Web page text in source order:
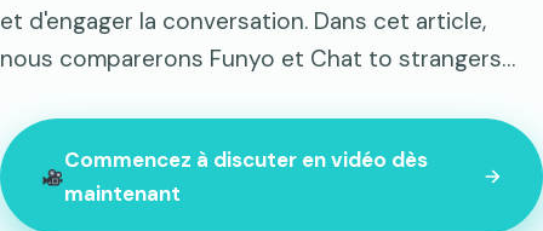
et d'engager la conversation. Dans cet article,
nous comparerons Funyo et Chat to strangers…
Commencez à discuter en vidéo dès
maintenant